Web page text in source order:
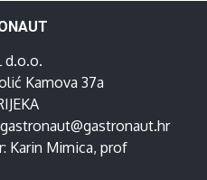
d.o.o.
Kamova 37a
gastronaut@gastronaut.hr
Karin Mimica, prof